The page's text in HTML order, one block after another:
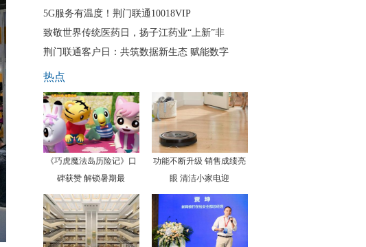
5G服务有温度！荆门联通10018VIP
致敬世界传统医药日，扬子江药业“上新”非
荆门联通客户日：共筑数据新生态 赋能数字
热点
《巧虎魔法岛历险记》口
碑获赞 解锁暑期最
功能不断升级 销售成绩亮
眼 清洁小家电迎